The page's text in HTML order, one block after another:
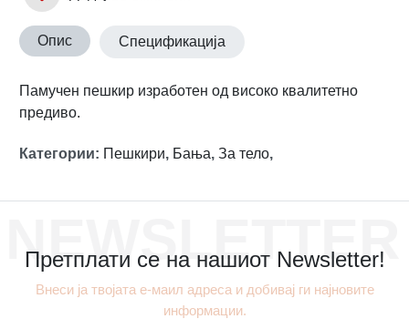
Опис Спецификација
Памучен пешкир изработен од високо квалитетно
предиво.
Категории: Пешкири, Бања, За тело,
NEWSLETTER
Претплати се на нашиот Newsletter!
Внеси ја твојата е-маил адреса и добивај ги најновите
информации.